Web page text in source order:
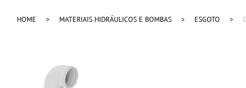
HOME MATERIAIS HIDRÁULICOS E BOMBAS ESGOTO